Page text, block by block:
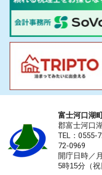
富士河口湖
郡富士河口
TEL：0555-
72-0969
開庁日時／
5時15分（祝